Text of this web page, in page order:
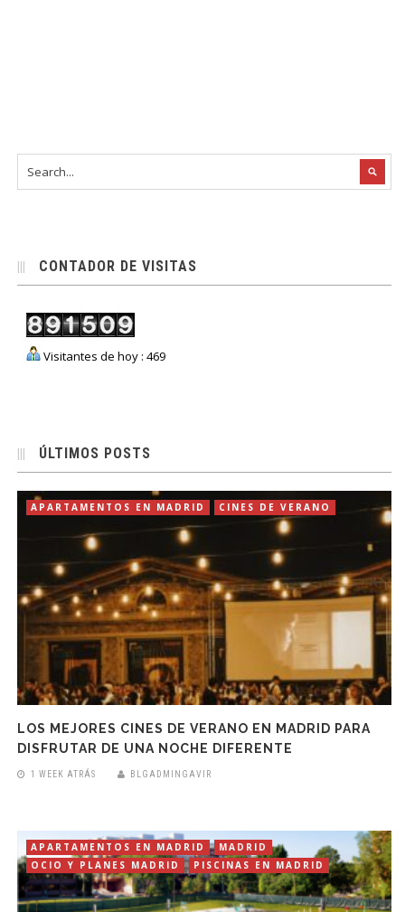
CONTADOR DE VISITAS
Visitantes de hoy : 469
ÚLTIMOS POSTS
APARTAMENTOS EN MADRID CINES DE VERANO
LOS MEJORES CINES DE VERANO EN MADRID PARA
DISFRUTAR DE UNA NOCHE DIFERENTE
1 WEEK ATRÁS BLGADMINGAVIR
APARTAMENTOS EN MADRID
MADRID
OCIO Y PLANES MADRID
PISCINAS EN MADRID